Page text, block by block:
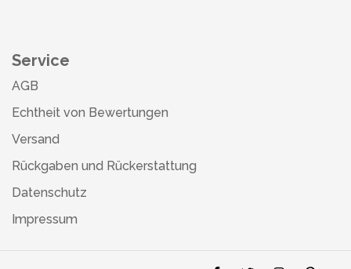
Service
AGB
Echtheit von Bewertungen
Versand
Rückgaben und Rückerstattung
Datenschutz
Impressum